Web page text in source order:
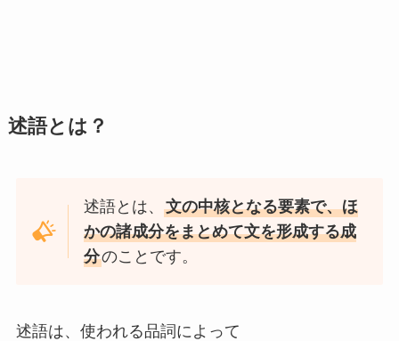
述語とは？
述語とは、文の中核となる要素で、ほ
かの諸成分をまとめて文を形成する成
分のことです。
述語は、使われる品詞によって